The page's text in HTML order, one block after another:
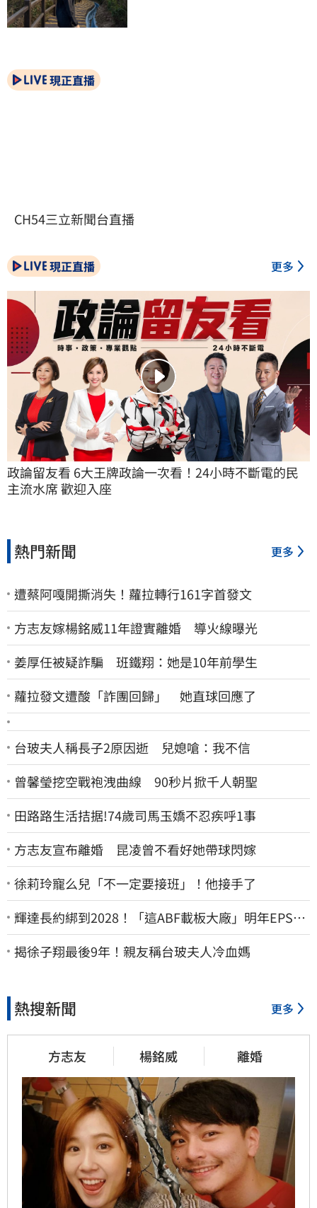
現正直播
CH54三立新聞台直播
現正直播 更多
政論留友看 6大王牌政論一次看！24小時不斷電的民
主流水席 歡迎入座
熱門新聞 更多
遭蔡阿嘎開撕消失！蘿拉轉行161字首發文
方志友嫁楊銘威11年證實離婚 導火線曝光
姜厚任被疑詐騙 班鐵翔：她是10年前學生
蘿拉發文遭酸「詐團回歸」 她直球回應了
台玻夫人稱長子2原因逝 兒媳嗆：我不信
曾馨瑩挖空戰袍洩曲線 90秒片掀千人朝聖
田路路生活拮据!74歲司馬玉嬌不忍疾呼1事
方志友宣布離婚 昆凌曾不看好她帶球閃嫁
徐莉玲寵么兒「不一定要接班」！他接手了
輝達長約綁到2028！「這ABF載板大廠」明年EPS上
看22元 目標價至1000元
揭徐子翔最後9年！親友稱台玻夫人冷血媽
熱搜新聞 更多
方志友 楊銘威 離婚